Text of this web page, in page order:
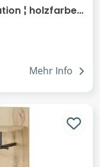
H: 160
Mehr Info